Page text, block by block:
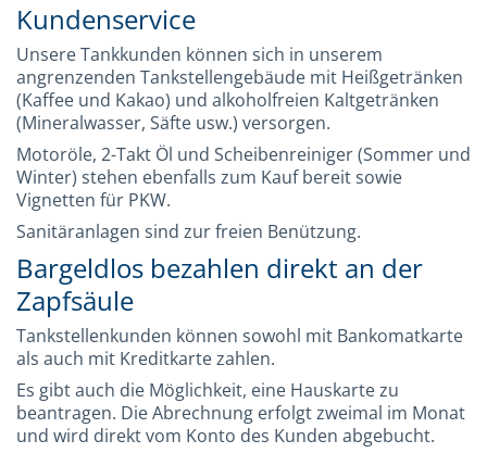
Kundenservice
Unsere Tankkunden können sich in unserem
angrenzenden Tankstellengebäude mit Heißgetränken
(Kaffee und Kakao) und alkoholfreien Kaltgetränken
(Mineralwasser, Säfte usw.) versorgen.
Motoröle, 2-Takt Öl und Scheibenreiniger (Sommer und
Winter) stehen ebenfalls zum Kauf bereit sowie
Vignetten für PKW.
Sanitäranlagen sind zur freien Benützung.
Bargeldlos bezahlen direkt an der
Zapfsäule
Tankstellenkunden können sowohl mit Bankomatkarte
als auch mit Kreditkarte zahlen.
Es gibt auch die Möglichkeit, eine Hauskarte zu
beantragen. Die Abrechnung erfolgt zweimal im Monat
und wird direkt vom Konto des Kunden abgebucht.